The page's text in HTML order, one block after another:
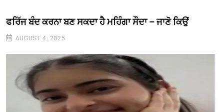
ਫਰਿੱਜ ਬੰਦ ਕਰਨਾ ਬਣ ਸਕਦਾ ਹੈ ਮਹਿੰਗਾ ਸੌਦਾ – ਜਾਣੋ ਕਿਉਂ
AUGUST 4, 2025